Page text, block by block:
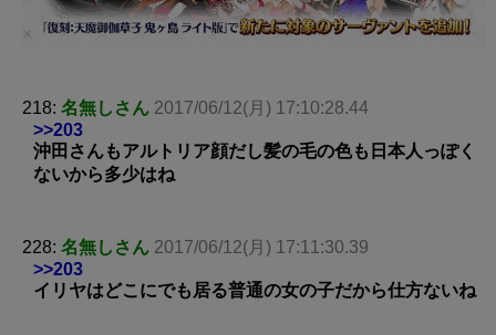
218: 名無しさん 2017/06/12(月) 17:10:28.44
>>203
沖田さんもアルトリア顔だし髪の毛の色も日本人っぽく
ないから多少はね
228: 名無しさん 2017/06/12(月) 17:11:30.39
>>203
イリヤはどこにでも居る普通の女の子だから仕方ないね